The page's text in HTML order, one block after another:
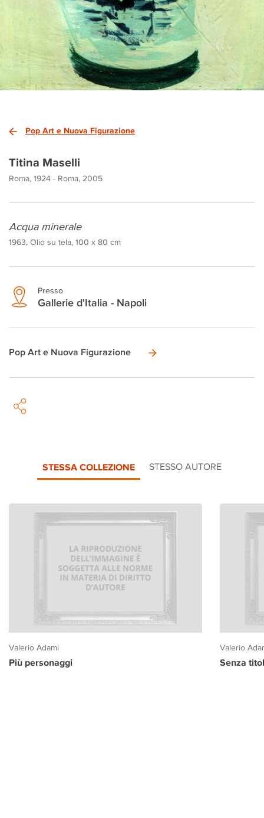
Pop Art e Nuova Figurazione
Titina Maselli
Roma, 1924 - Roma, 2005
Acqua minerale
1963, Olio su tela, 100 x 80 cm
Presso
Gallerie d'Italia - Napoli
Pop Art e Nuova Figurazione
STESSA COLLEZIONE STESSO AUTORE
Valerio Adami
Più personaggi
Valerio
Senza